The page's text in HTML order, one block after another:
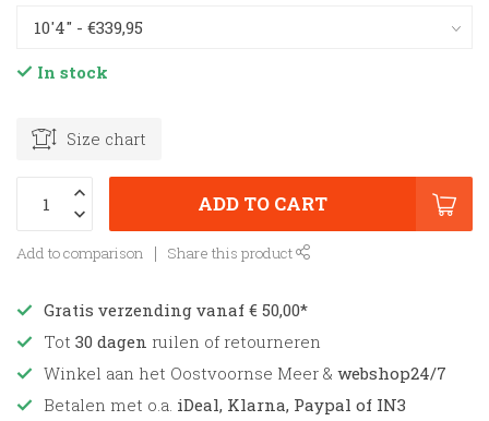
In stock
Size chart
ADD TO CART
Add to comparison Share this product
Gratis verzending vanaf € 50,00*
Tot 30 dagen ruilen of retourneren
Winkel aan het Oostvoornse Meer & webshop24/7
Betalen met o.a. iDeal, Klarna, Paypal of IN3